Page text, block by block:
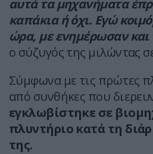
αυτά τα μηχανήματα
καπάκια ή όχι. Εγώ
ώρα, με ενημέρωσαν και
ο σύζυγός της μιλώντας
Σύμφωνα με τις πρώτες
από συνθήκες που
εγκλωβίστηκε σε
πλυντήριο κατά τη
της.